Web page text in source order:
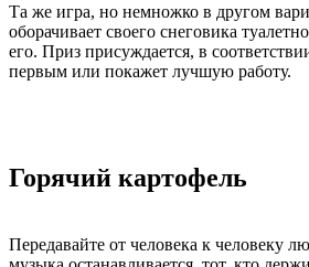
Та же игра, но немножко в другом
оборачивает своего снеговика
его. Приз присуждается, в
первым или покажет лучшую работу.
Горячий картофель
Передавайте от человека к человеку